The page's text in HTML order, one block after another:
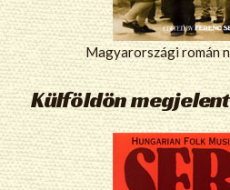
Magyarországi román
Külföldön